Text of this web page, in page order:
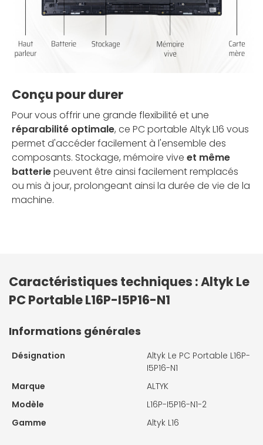
Conçu pour durer
Pour vous offrir une grande flexibilité et une
réparabilité optimale, ce PC portable Altyk L16 vous
permet d'accéder facilement à l'ensemble des
composants. Stockage, mémoire vive et même
batteriepeuvent être ainsi facilement remplacés
ou mis à jour, prolongeant ainsi la durée de vie de la
machine.
Caractéristiques techniques : Altyk Le
PC Portable L16P-I5P16-N1
Informations générales
Désignation
Altyk Le PC Portable L16P-
I5P16-N1
Marque
ALTYK
Modèle
L16P-I5P16-N1-2
Gamme
Altyk L16